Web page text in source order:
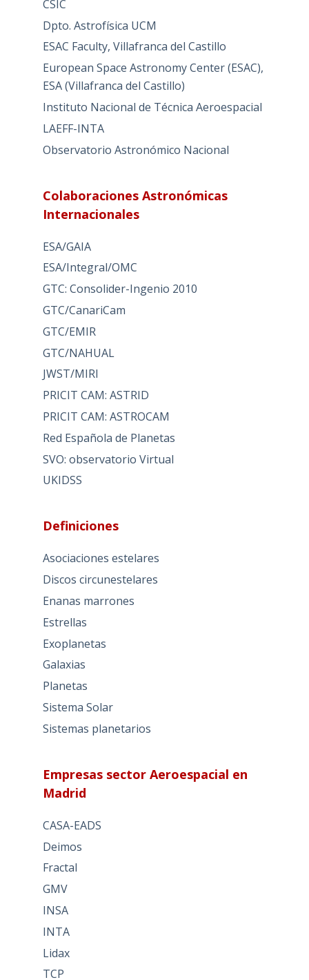
CSIC
Dpto. Astrofísica UCM
ESAC Faculty, Villafranca del Castillo
European Space Astronomy Center (ESAC),
ESA (Villafranca del Castillo)
Instituto Nacional de Técnica Aeroespacial
LAEFF-INTA
Observatorio Astronómico Nacional
Colaboraciones Astronómicas
Internacionales
ESA/GAIA
ESA/Integral/OMC
GTC: Consolider-Ingenio 2010
GTC/CanariCam
GTC/EMIR
GTC/NAHUAL
JWST/MIRI
PRICIT CAM: ASTRID
PRICIT CAM: ASTROCAM
Red Española de Planetas
SVO: observatorio Virtual
UKIDSS
Definiciones
Asociaciones estelares
Discos circunestelares
Enanas marrones
Estrellas
Exoplanetas
Galaxias
Planetas
Sistema Solar
Sistemas planetarios
Empresas sector Aeroespacial en
Madrid
CASA-EADS
Deimos
Fractal
GMV
INSA
INTA
Lidax
TCP